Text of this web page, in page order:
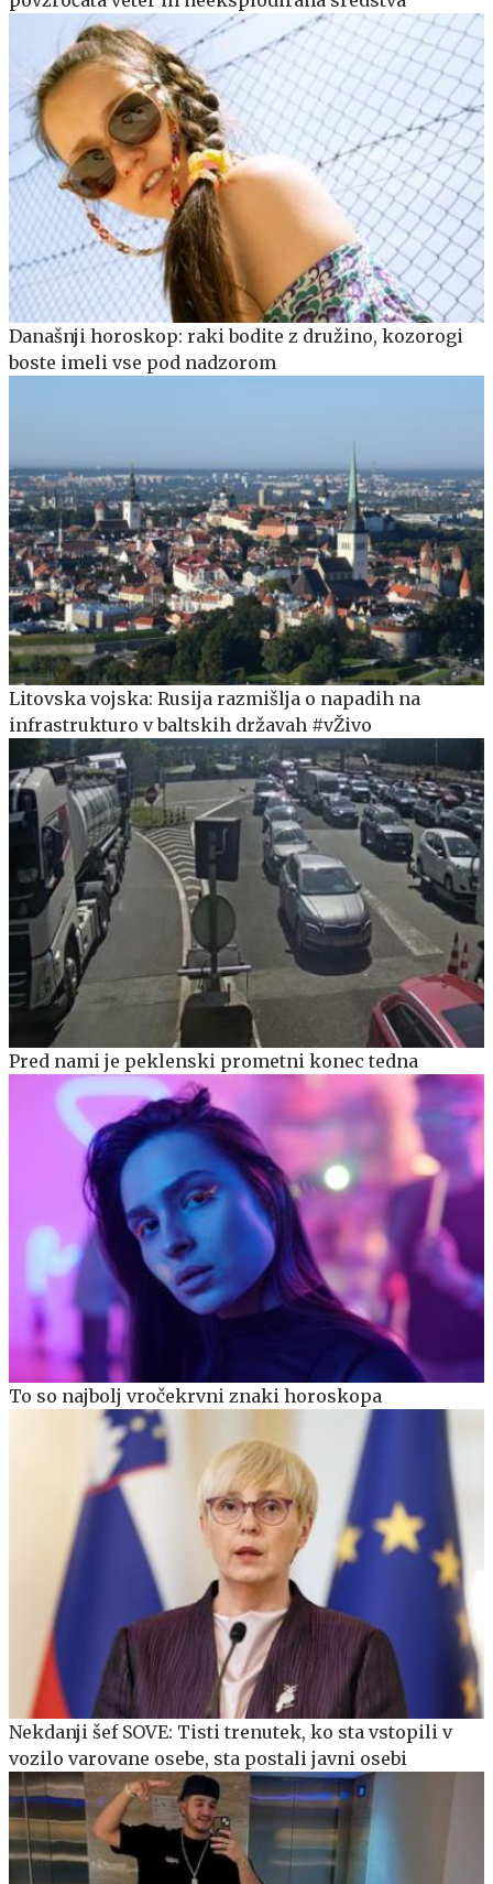
Današnji horoskop: raki bodite z družino, kozorogi
boste imeli vse pod nadzorom
Litovska vojska: Rusija razmišlja o napadih na
infrastrukturo v baltskih državah #vŽivo
Pred nami je peklenski prometni konec tedna
To so najbolj vročekrvni znaki horoskopa
Nekdanji šef SOVE: Tisti trenutek, ko sta vstopili v
vozilo varovane osebe, sta postali javni osebi